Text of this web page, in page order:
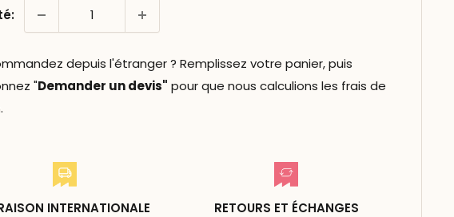
depuis l'étranger ? Remplissez votre panier, puis
"Demander un devis" pour que nous calculions les frais de
INTERNATIONALE
RETOURS ET ÉCHANGES